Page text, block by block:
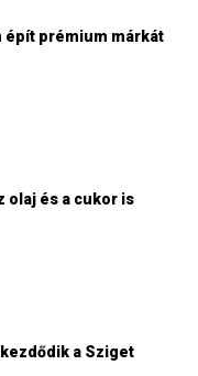
épít prémium márkát
olaj és a cukor is
a Sziget